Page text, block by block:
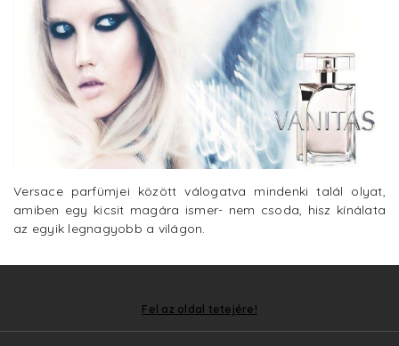
Versace parfümjei között válogatva mindenki talál olyat,
amiben egy kicsit magára ismer- nem csoda, hisz kínálata
az egyik legnagyobb a világon.
Fel az oldal tetejére!